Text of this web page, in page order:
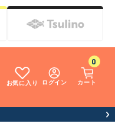
お気に入り ログイン カート
0